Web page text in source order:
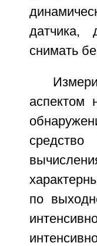
датчика,
снимать
аспектом
по